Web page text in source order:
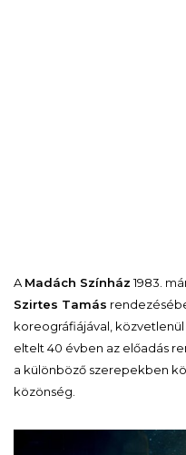
A Madách Színház1983.
Szirtes Tamás
koreográfiájával,
eltelt 40 évben az előadás
a különböző szerepekben
közönség.